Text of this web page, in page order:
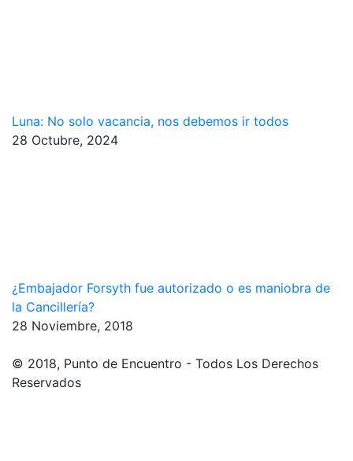
Luna: No solo vacancia, nos debemos ir todos
28 Octubre, 2024
¿Embajador Forsyth fue autorizado o es maniobra de
la Cancillería?
28 Noviembre, 2018
© 2018, Punto de Encuentro - Todos Los Derechos
Reservados